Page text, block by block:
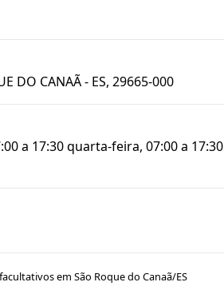
DO CANAÃ - ES, 29665-000
a 17:30 quarta-feira, 07:00 a 17:30
em São Roque do Canaã/ES